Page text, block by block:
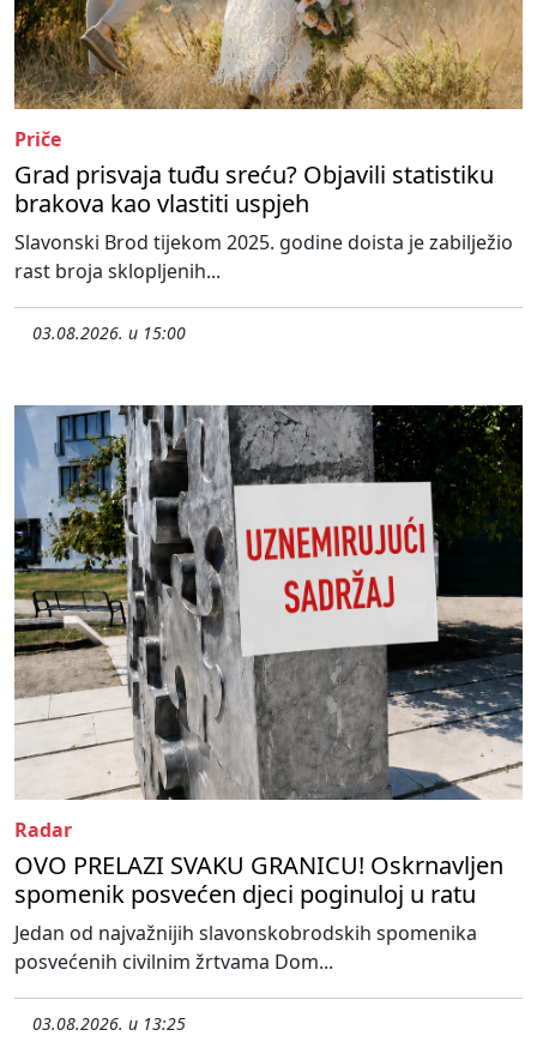
Priče
Grad prisvaja tuđu sreću? Objavili statistiku
brakova kao vlastiti uspjeh
Slavonski Brod tijekom 2025. godine doista je zabilježio
rast broja sklopljenih...
03.08.2026. u 15:00
Radar
OVO PRELAZI SVAKU GRANICU! Oskrnavljen
spomenik posvećen djeci poginuloj u ratu
Jedan od najvažnijih slavonskobrodskih spomenika
posvećenih civilnim žrtvama Dom...
03.08.2026. u 13:25